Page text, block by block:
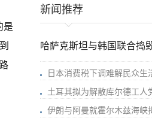
是
新闻推荐
哈萨克斯坦与韩国联合捣
日本消费税下调难解民众生
土耳其拟为解散库尔德工人
伊朗与阿曼就霍尔木兹海峡